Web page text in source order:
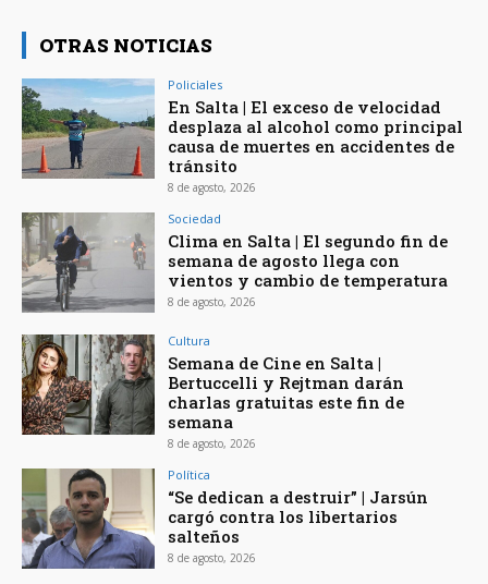
OTRAS NOTICIAS
Policiales
En Salta | El exceso de velocidad
desplaza al alcohol como principal
causa de muertes en accidentes de
tránsito
8 de agosto, 2026
Sociedad
Clima en Salta | El segundo fin de
semana de agosto llega con
vientos y cambio de temperatura
8 de agosto, 2026
Cultura
Semana de Cine en Salta |
Bertuccelli y Rejtman darán
charlas gratuitas este fin de
semana
8 de agosto, 2026
Política
“Se dedican a destruir” | Jarsún
cargó contra los libertarios
salteños
8 de agosto, 2026